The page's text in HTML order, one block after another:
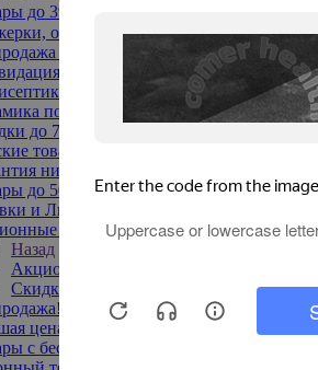
до 399₽
обувницы
текстиля до -50%
до -70%
по 129 руб
до 70%
товары
низкой цены
до 500 руб
и Лимоны
товары
Назад
Акционные товары
Скидка 20% по промокоду
Ульяновск до -70%
цена
с бесплатной доставкой